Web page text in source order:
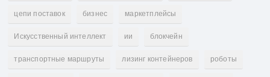
цепи поставок бизнес маркетплейсы
Искусственный интеллект ии блокчейн
транспортные маршруты лизинг контейнеров роботы